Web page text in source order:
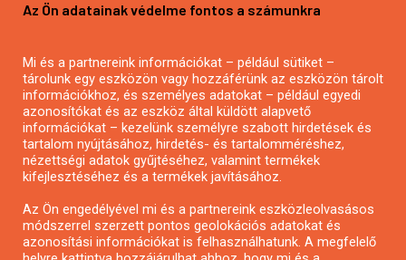
Mezőgazdasági pályázatírás
Pályázatírás civil szervezeteknek
Pályázatírás önkormányzatoknak
Pályázatfigyelés
Specifikus pályázatfigyelés vagy hírlevél
Az Ön adatainak védelme fontos a számunkra
Mi és a partnereink információkat – például sütiket –
tárolunk egy eszközön vagy hozzáférünk az eszközön tárolt
információkhoz, és személyes adatokat – például egyedi
azonosítókat és az eszköz által küldött alapvető
információkat – kezelünk személyre szabott hirdetések és
tartalom nyújtásához, hirdetés- és tartalomméréshez,
nézettségi adatok gyűjtéséhez, valamint termékek
kifejlesztéséhez és a termékek javításához.
Az Ön engedélyével mi és a partnereink eszközleolvasásos
módszerrel szerzett pontos geolokációs adatokat és
azonosítási információkat is felhasználhatunk. A megfelelő